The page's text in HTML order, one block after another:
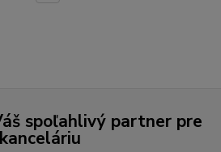
spoľahlivý partner pre
kanceláriu